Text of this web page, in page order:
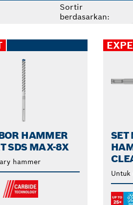
Anda perlukan untuk mengebor
pengeboran berkali-kali
Sortir
berdasarkan:
HAMMER
SDS MAX-8X
hammer
SET